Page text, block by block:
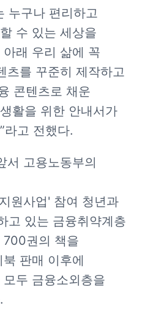
누구나 편리하고
수 있는 세상을
래 우리 삶에 꼭
츠를 꾸준히 제작하고
콘텐츠로 채운
활을 위한 안내서가
라고 전했다.
서 고용노동부의
원사업' 참여 청년과
고 있는 금융취약계층
700권의 책을
판매 이후에
두 금융소외층을